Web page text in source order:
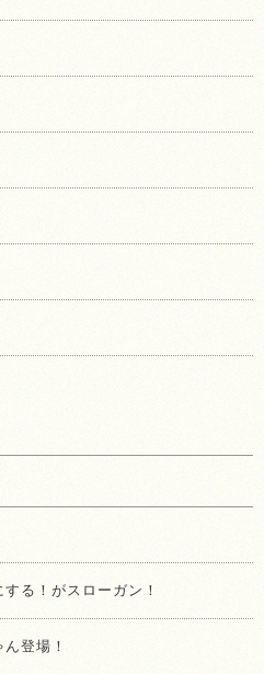
る！がスローガン！
登場！